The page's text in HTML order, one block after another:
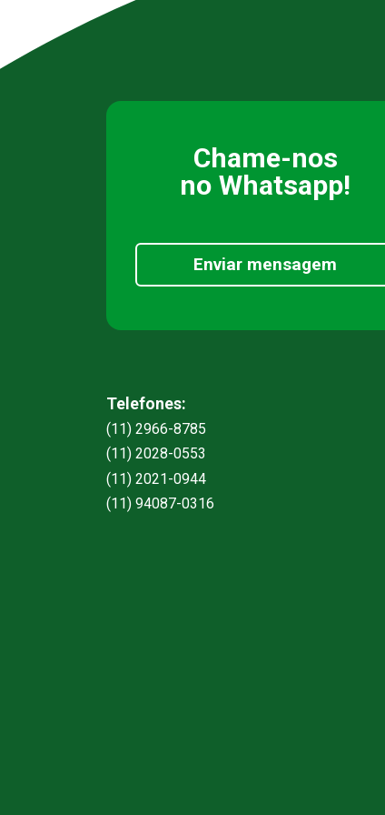
Chame-nos
no Whatsapp!
Enviar mensagem
Telefones:
(11) 2966-8785
(11) 2028-0553
(11) 2021-0944
(11) 94087-0316